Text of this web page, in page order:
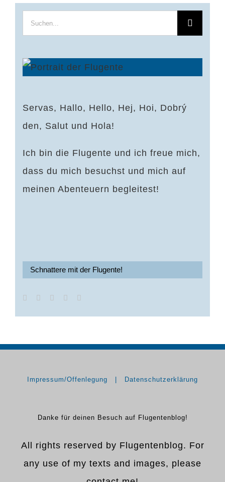
Suche
nach:
Servas, Hallo, Hello, Hej, Hoi, Dobrý
den, Salut und Hola!
Ich bin die Flugente und ich freue mich,
dass du mich besuchst und mich auf
meinen Abenteuern begleitest!
Schnattere mit der Flugente!
Impressum/Offenlegung Datenschutzerklärung
Danke für deinen Besuch auf Flugentenblog!
All rights reserved by Flugentenblog. For
any use of my texts and images, please